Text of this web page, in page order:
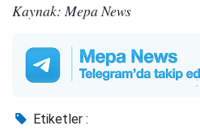
Kaynak: Mepa News
Etiketler :